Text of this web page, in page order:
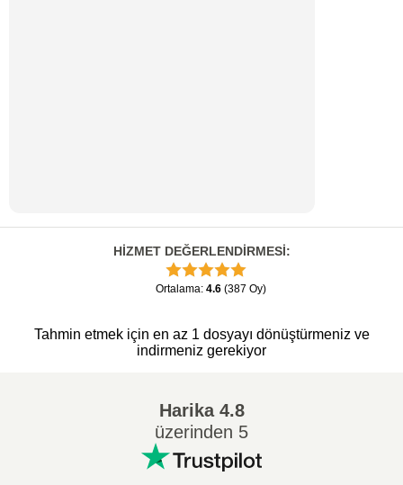
HİZMET DEĞERLENDİRMESİ:
Ortalama: 4.6 (387 Oy)
Tahmin etmek için en az 1 dosyayı dönüştürmeniz ve
indirmeniz gerekiyor
Harika4.8
üzerinden 5